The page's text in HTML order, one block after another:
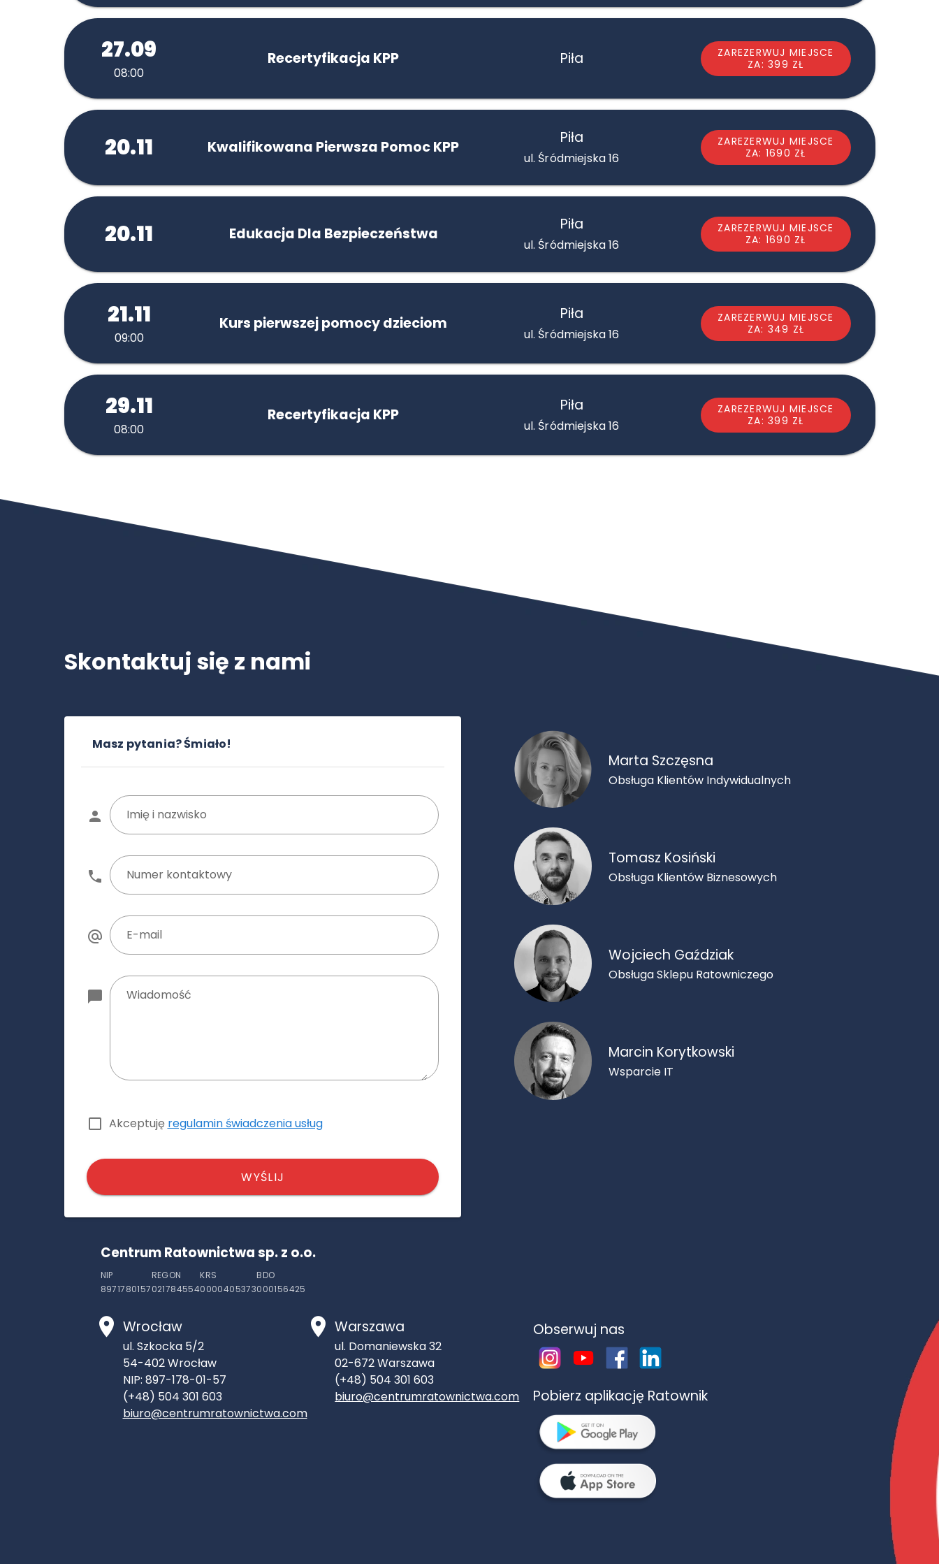
27.09
08:00
Recertyfikacja KPP Piła
ZAREZERWUJ MIEJSCE
ZA: 399 ZŁ
20.11 Kwalifikowana Pierwsza Pomoc KPP
Piła
ul. Śródmiejska 16
ZAREZERWUJ MIEJSCE
ZA: 1690 ZŁ
20.11 Edukacja Dla Bezpieczeństwa
Piła
ul. Śródmiejska 16
ZAREZERWUJ MIEJSCE
ZA: 1690 ZŁ
21.11
09:00
Kurs pierwszej pomocy dzieciom
Piła
ul. Śródmiejska 16
ZAREZERWUJ MIEJSCE
ZA: 349 ZŁ
29.11
08:00
Recertyfikacja KPP
Piła
ul. Śródmiejska 16
ZAREZERWUJ MIEJSCE
ZA: 399 ZŁ
Skontaktuj się z nami
Masz pytania? Śmiało!
Imię i nazwisko
Numer kontaktowy
E-mail
Wiadomość
Akceptuję regulamin świadczenia usług
WYŚLIJ
Marta Szczęsna
Obsługa Klientów Indywidualnych
Tomasz Kosiński
Obsługa Klientów Biznesowych
Wojciech Gaździak
Obsługa Sklepu Ratowniczego
Marcin Korytkowski
Wsparcie IT
Centrum Ratownictwa sp. z o.o.
NIP
8971780157
REGON
021784554
KRS
0000405373
BDO
000156425
Wrocław
ul. Szkocka 5/2
54-402Wrocław
NIP: 897-178-01-57
(+48) 504 301 603
biuro@centrumratownictwa.com
Warszawa
ul. Domaniewska 32
02-672Warszawa
(+48) 504 301 603
biuro@centrumratownictwa.com
Obserwuj nas
Pobierz aplikację Ratownik